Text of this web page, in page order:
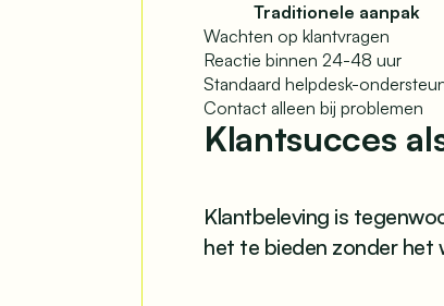
Traditionele aanpak
Wachten op klantvragen
Reactie binnen 24-48 uur
Standaard helpdesk-
Contact alleen bij problemen
Klantsucces
Klantbeleving is
het te bieden zonder het